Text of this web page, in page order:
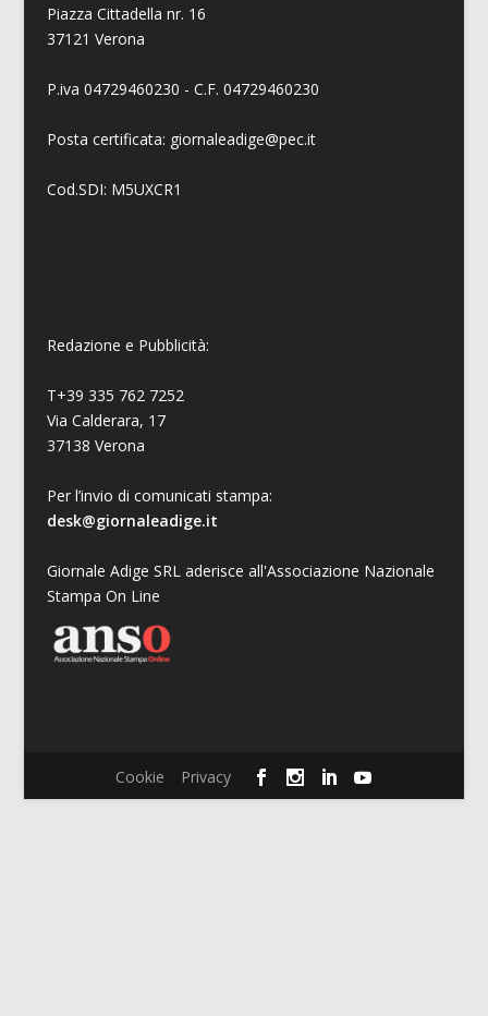
Piazza Cittadella nr. 16
37121 Verona
P.iva 04729460230 - C.F. 04729460230
Posta certificata: giornaleadige@pec.it
Cod.SDI: M5UXCR1
Redazione e Pubblicità:
T+39 335 762 7252
Via Calderara, 17
37138 Verona
Per l’invio di comunicati stampa:
desk@giornaleadige.it
Giornale Adige SRL aderisce all'Associazione Nazionale
Stampa On Line
Cookie Privacy